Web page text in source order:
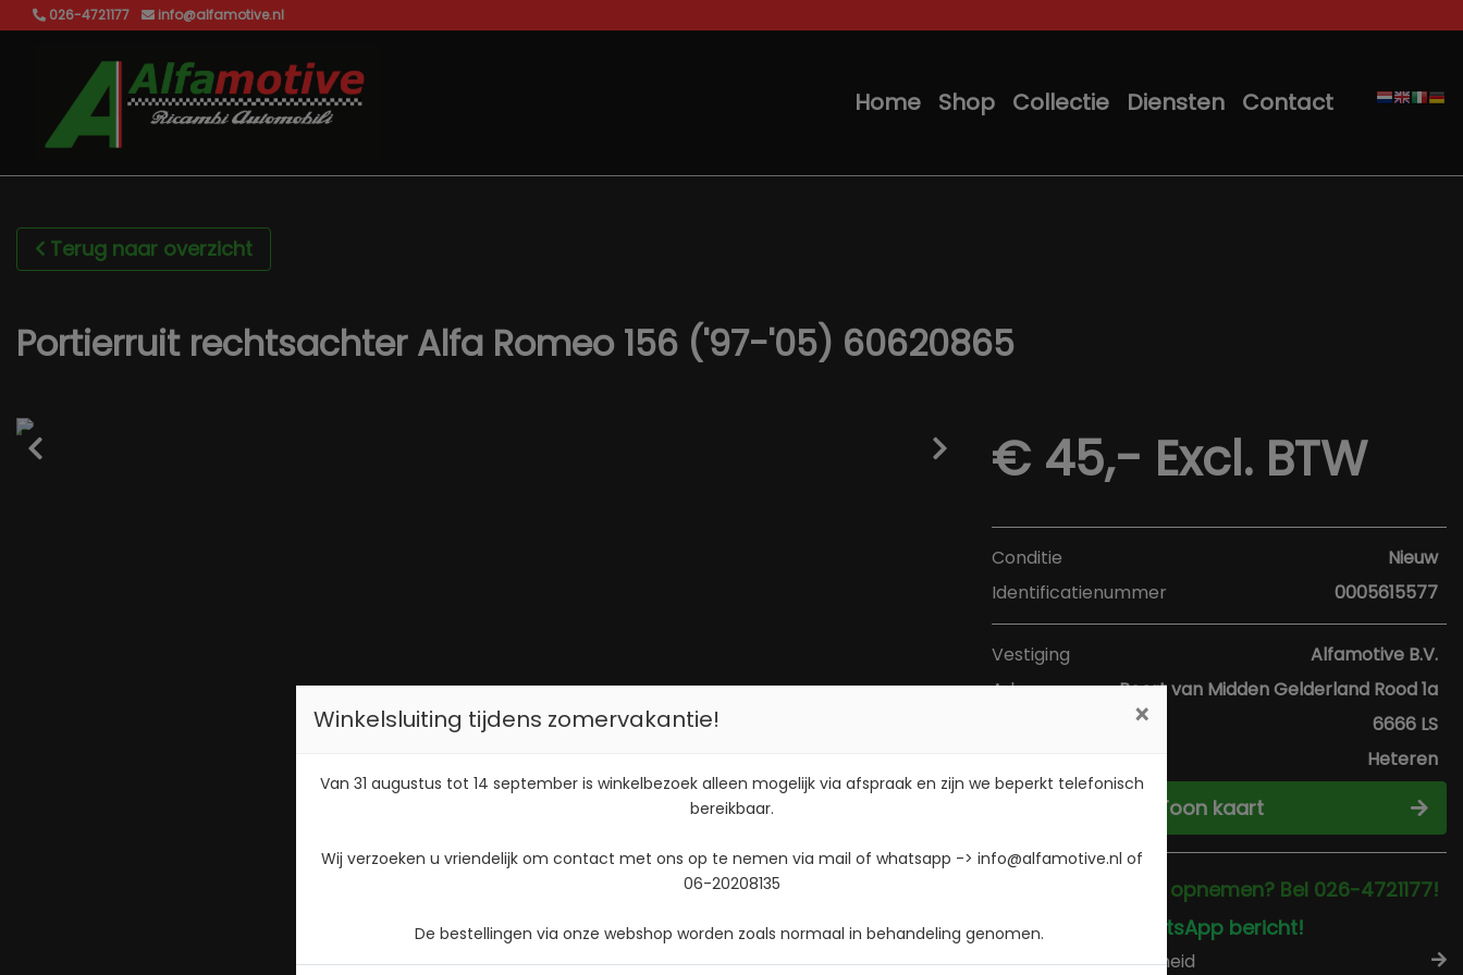
026-4721177 info@alfamotive.nl
Home Shop Collectie Diensten Contact
Terug naar overzicht
Portierruit rechtsachter Alfa Romeo 156 ('97-'05) 60620865
€ 45,- Excl. BTW
Conditie
Nieuw
Identificatienummer
0005615577
Vestiging
Alfamotive B.V.
Adres
Poort van Midden Gelderland Rood 1a
6666 LS
Heteren
Toon kaart
Direct contact opnemen? Bel 026-4721177!
Stuur een WhatsApp bericht!
Check beschikbaarheid
Winkelsluiting tijdens zomervakantie! ×
Van 31 augustus tot 14 september is winkelbezoek alleen mogelijk via afspraak en zijn we beperkt telefonisch
bereikbaar.
Wij verzoeken u vriendelijk om contact met ons op te nemen via mail of whatsapp -> info@alfamotive.nl of
06-20208135
De bestellingen via onze webshop worden zoals normaal in behandeling genomen.